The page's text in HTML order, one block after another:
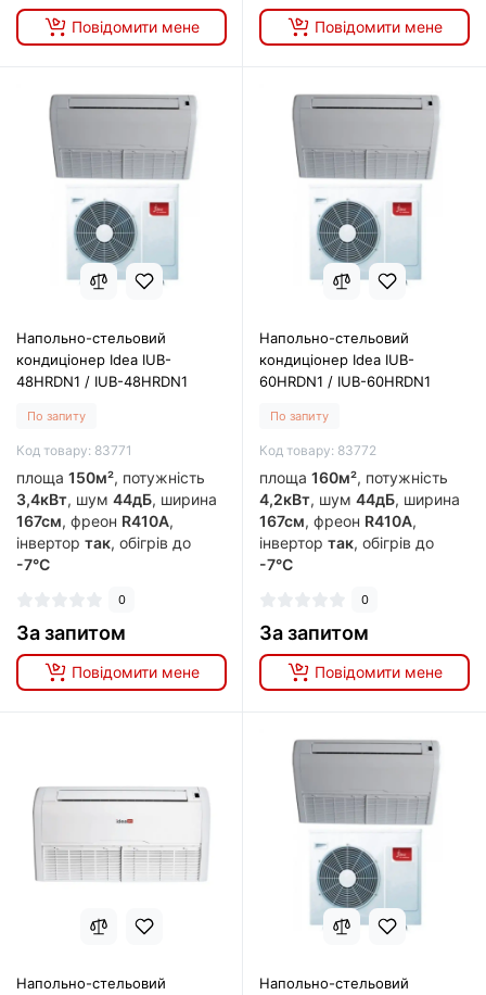
Повідомити мене Повідомити мене
Напольно-стельовий
кондиціонер Idea IUB-
48HRDN1 / IUB-48HRDN1
По запиту
Код товару: 83771
площа 150м², потужність
3,4кВт, шум 44дБ, ширина
167см, фреон R410A,
інвертор так, обігрів до
-7°C
0
За запитом
Повідомити мене
Напольно-стельовий
кондиціонер Idea IUB-
60HRDN1 / IUB-60HRDN1
По запиту
Код товару: 83772
площа 160м², потужність
4,2кВт, шум 44дБ, ширина
167см, фреон R410A,
інвертор так, обігрів до
-7°C
0
За запитом
Повідомити мене
Напольно-стельовий
Напольно-стельовий